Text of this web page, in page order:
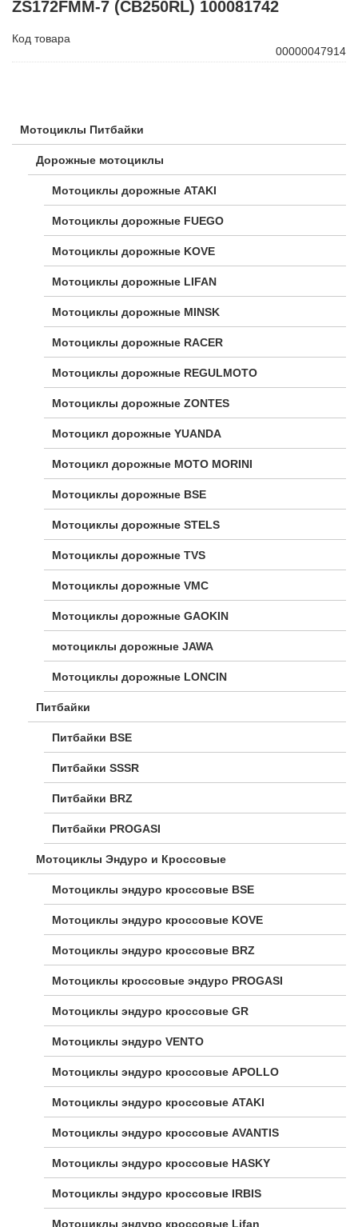
Мотоциклы Питбайки
Дорожные мотоциклы
Мотоциклы дорожные ATAKI
Мотоциклы дорожные FUEGO
Мотоциклы дорожные KOVE
Мотоциклы дорожные LIFAN
Мотоциклы дорожные MINSK
Мотоциклы дорожные RACER
Мотоциклы дорожные REGULMOTO
Мотоциклы дорожные ZONTES
Мотоцикл дорожные YUANDA
Мотоцикл дорожные МОТО MORINI
Мотоциклы дорожные BSE
Мотоциклы дорожные STELS
Мотоциклы дорожные TVS
Мотоциклы дорожные VMC
Мотоциклы дорожные GAOKIN
мотоциклы дорожные JAWA
Мотоциклы дорожные LONCIN
Питбайки
Питбайки BSE
Питбайки SSSR
Питбайки BRZ
Питбайки PROGASI
Мотоциклы Эндуро и Кроссовые
Мотоциклы эндуро кроссовые BSE
Мотоциклы эндуро кроссовые KOVE
Мотоциклы эндуро кроссовые BRZ
Мотоциклы кроссовые эндуро PROGASI
Мотоциклы эндуро кроссовые GR
Мотоциклы эндуро VENTO
Мотоциклы эндуро кроссовые APOLLO
Мотоциклы эндуро кроссовые ATAKI
Мотоциклы эндуро кроссовые AVANTIS
Мотоциклы эндуро кроссовые HASKY
Мотоциклы эндуро кроссовые IRBIS
Мотоциклы эндуро кроссовые Lifan
ZS172FMM-7 (CB250RL) 100081742
Код товара
00000047914